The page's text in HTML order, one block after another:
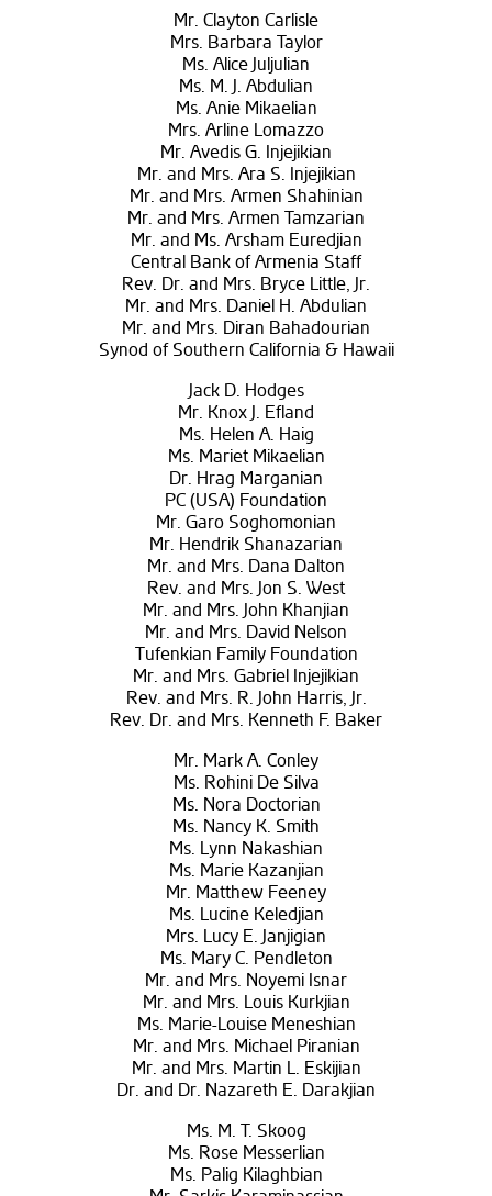
Mr. Clayton Carlisle
Mrs. Barbara Taylor
Ms. Alice Juljulian
Ms. M. J. Abdulian
Ms. Anie Mikaelian
Mrs. Arline Lomazzo
Mr. Avedis G. Injejikian
Mr. and Mrs. Ara S. Injejikian
Mr. and Mrs. Armen Shahinian
Mr. and Mrs. Armen Tamzarian
Mr. and Ms. Arsham Euredjian
Central Bank of Armenia Staff
Rev. Dr. and Mrs. Bryce Little, Jr.
Mr. and Mrs. Daniel H. Abdulian
Mr. and Mrs. Diran Bahadourian
Synod of Southern California & Hawaii
Jack D. Hodges
Mr. Knox J. Efland
Ms. Helen A. Haig
Ms. Mariet Mikaelian
Dr. Hrag Marganian
PC (USA) Foundation
Mr. Garo Soghomonian
Mr. Hendrik Shanazarian
Mr. and Mrs. Dana Dalton
Rev. and Mrs. Jon S. West
Mr. and Mrs. John Khanjian
Mr. and Mrs. David Nelson
Tufenkian Family Foundation
Mr. and Mrs. Gabriel Injejikian
Rev. and Mrs. R. John Harris, Jr.
Rev. Dr. and Mrs. Kenneth F. Baker
Mr. Mark A. Conley
Ms. Rohini De Silva
Ms. Nora Doctorian
Ms. Nancy K. Smith
Ms. Lynn Nakashian
Ms. Marie Kazanjian
Mr. Matthew Feeney
Ms. Lucine Keledjian
Mrs. Lucy E. Janjigian
Ms. Mary C. Pendleton
Mr. and Mrs. Noyemi Isnar
Mr. and Mrs. Louis Kurkjian
Ms. Marie-Louise Meneshian
Mr. and Mrs. Michael Piranian
Mr. and Mrs. Martin L. Eskijian
Dr. and Dr. Nazareth E. Darakjian
Ms. M. T. Skoog
Ms. Rose Messerlian
Ms. Palig Kilaghbian